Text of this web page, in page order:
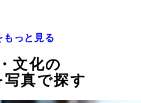
もっと見る
文化の
真で探す